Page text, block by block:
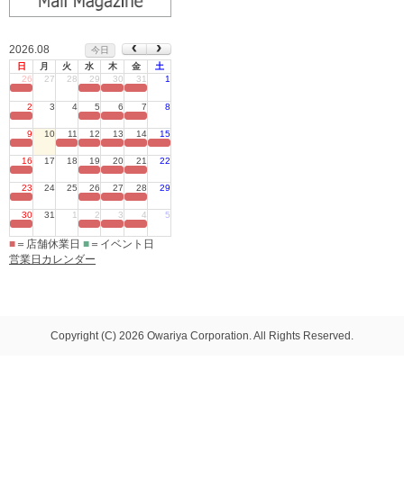
2026.08
今日
日
月 火 水 木 金
土
26
27 28 29 30 31 1
2 3 4 5 6 7 8
9 10 11 12 13 14 15
16 17 18 19 20 21 22
23 24 25 26 27 28 29
30 31 1 2 3 4 5
■ ＝店舗休業日 ■ ＝イベント日
営業日カレンダー
Copyright (C) 2026 Owariya Corporation. All Rights Reserved.